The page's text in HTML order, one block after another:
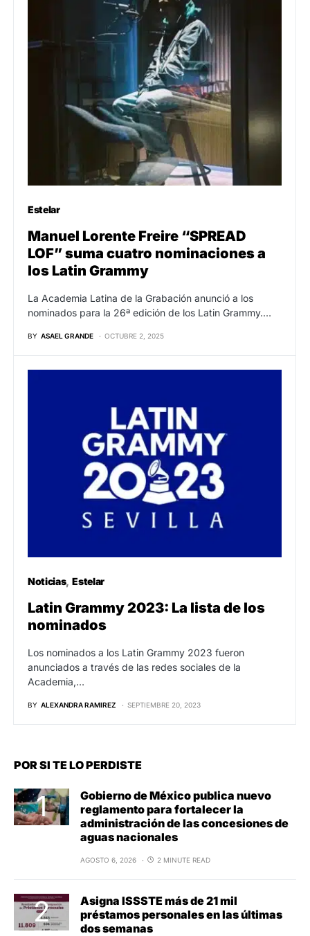
Estelar
Manuel Lorente Freire “SPREAD
LOF” suma cuatro nominaciones a
los Latin Grammy
La Academia Latina de la Grabación anunció a los
nominados para la 26ª edición de los Latin Grammy.…
BY ASAEL GRANDE OCTUBRE 2, 2025
Noticias Estelar
Latin Grammy 2023: La lista de los
nominados
Los nominados a los Latin Grammy 2023 fueron
anunciados a través de las redes sociales de la
Academia,…
BY ALEXANDRA RAMIREZ SEPTIEMBRE 20, 2023
POR SI TE LO PERDISTE
Gobierno de México publica nuevo
reglamento para fortalecer la
administración de las concesiones de
aguas nacionales
AGOSTO 6, 2026 2 MINUTE READ
Asigna ISSSTE más de 21 mil
préstamos personales en las últimas
dos semanas